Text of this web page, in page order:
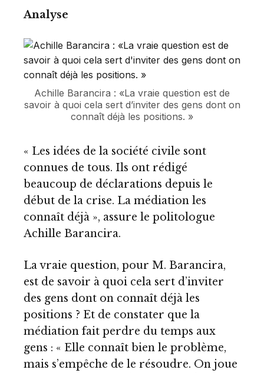
Analyse
Achille Barancira : «La vraie question est de
savoir à quoi cela sert d’inviter des gens dont on
connaît déjà les positions. »
« Les idées de la société civile sont
connues de tous. Ils ont rédigé
beaucoup de déclarations depuis le
début de la crise. La médiation les
connaît déjà », assure le politologue
Achille Barancira.
La vraie question, pour M. Barancira,
est de savoir à quoi cela sert d’inviter
des gens dont on connaît déjà les
positions ? Et de constater que la
médiation fait perdre du temps aux
gens : « Elle connaît bien le problème,
mais s’empêche de le résoudre. On joue